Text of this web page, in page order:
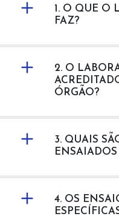
1. O QUE O
FAZ?
2. O
ÓRGÃO?
3. QUAIS
4. OS